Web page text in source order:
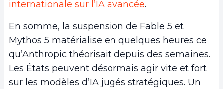
internationale sur l’IA avancée.
En somme, la suspension de Fable 5 et
Mythos 5 matérialise en quelques heures ce
qu’Anthropic théorisait depuis des semaines.
Les États peuvent désormais agir vite et fort
sur les modèles d’IA jugés stratégiques. Un